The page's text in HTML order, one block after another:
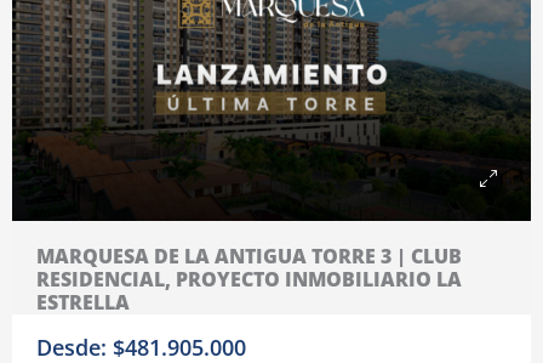
MARQUESA DE LA ANTIGUA TORRE 3 | CLUB
RESIDENCIAL, PROYECTO INMOBILIARIO LA
ESTRELLA
Desde: $481.905.000